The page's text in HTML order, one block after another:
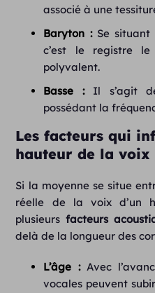
associé à une
Baryton :Se situant
c’est le registre
polyvalent.
Basse :Il s’agit
possédant la
Les facteurs qui
hauteur de la voix
Si la moyenne se situe
réelle de la voix d’un
plusieursfacteurs
delà de la longueur des
L’âge :Avec
vocales peuvent